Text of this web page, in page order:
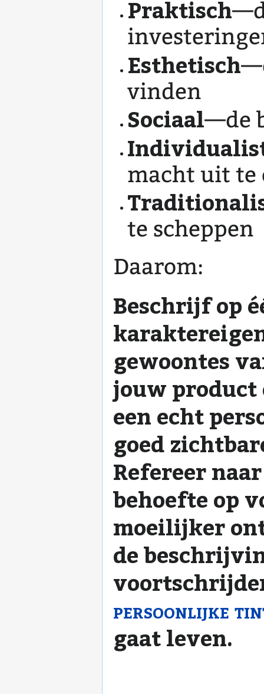
Praktisch
Esthetisch
vinden
Sociaal—de
macht uit te
te scheppen
Daarom:
Beschrijf op
gewoontes
jouw product
een echt
goed
Refereer
behoefte op
moeilijker
de
persoonlijke
gaat leven.